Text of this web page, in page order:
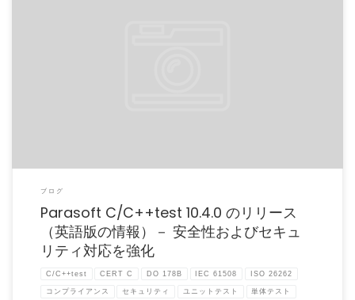
ブログ
Parasoft C/C++test 10.4.0 のリリース
（英語版の情報）－ 安全性およびセキュ
リティ対応を強化
C/C++test CERT C DO 178B IEC 61508 ISO 26262
コンプライアンス セキュリティ ユニットテスト 単体テスト